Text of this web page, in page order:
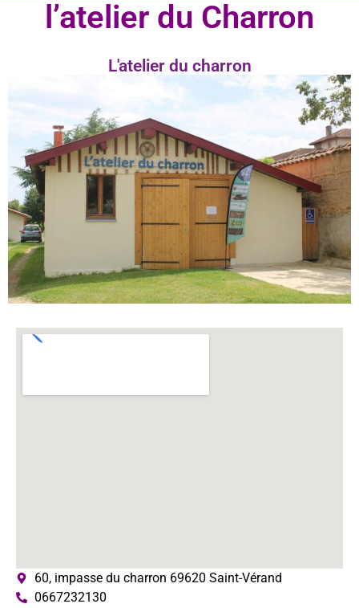
l’atelier du Charron
L'atelier du charron
60, impasse du charron 69620 Saint-Vérand
0667232130